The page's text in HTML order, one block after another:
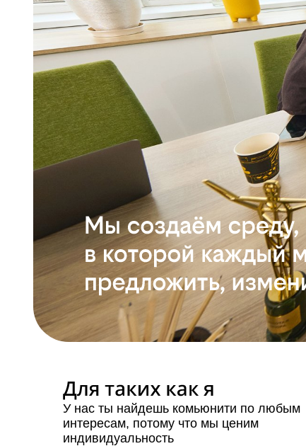
У нас ты найдешь комьюнити по любым
интересам, потому что мы ценим
индивидуальность